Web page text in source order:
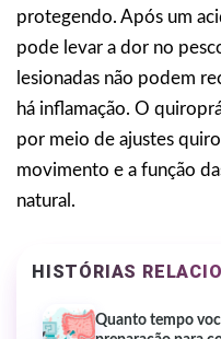
protegendo. Após um
pode levar a dor no
lesionadas não podem
há inflamação. O
por meio de ajustes
movimento e a função
natural.
HISTÓRIAS
Quanto tempo